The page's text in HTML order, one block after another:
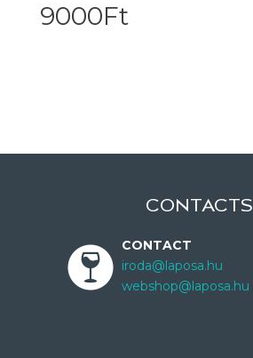
9000Ft
CONTACTS
CONTACT
iroda@laposa.hu
webshop@laposa.hu